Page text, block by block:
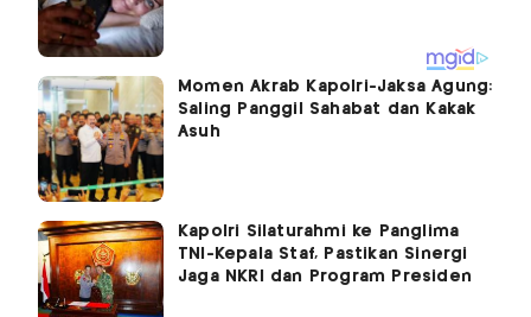
Momen Akrab Kapolri-Jaksa Agung:
Saling Panggil Sahabat dan Kakak
Asuh
Kapolri Silaturahmi ke Panglima
TNI-Kepala Staf, Pastikan Sinergi
Jaga NKRI dan Program Presiden